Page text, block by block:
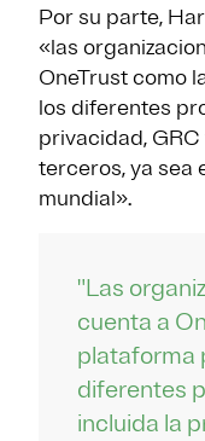
Por su parte,
«las
OneTrust como
los diferentes
privacidad,
terceros, ya sea
mundial».
"Las
cuenta a
plataforma
diferentes
incluida la